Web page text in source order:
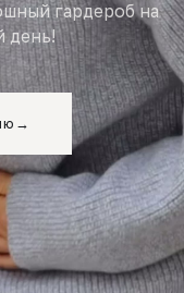
гардероб на
день!
→